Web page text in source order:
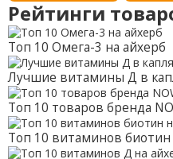
Рейтинги
Топ 10 Омега-3 на айхерб
Лучшие витамины Д в
Топ 10 товаров бренда
Топ 10 витаминов биотин